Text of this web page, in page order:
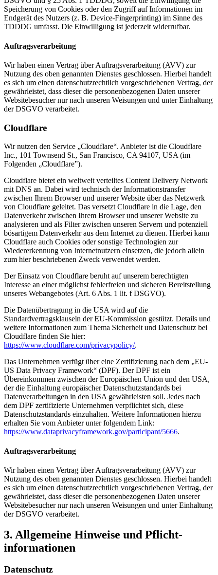
Speicherung von Cookies oder den Zugriff auf Informationen im
Endgerät des Nutzers (z. B. Device-Fingerprinting) im Sinne des
TDDDG umfasst. Die Einwilligung ist jederzeit widerrufbar.
Auftragsverarbeitung
Wir haben einen Vertrag über Auftragsverarbeitung (AVV) zur
Nutzung des oben genannten Dienstes geschlossen. Hierbei handelt
es sich um einen datenschutzrechtlich vorgeschriebenen Vertrag, der
gewährleistet, dass dieser die personenbezogenen Daten unserer
Websitebesucher nur nach unseren Weisungen und unter Einhaltung
der DSGVO verarbeitet.
Cloudflare
Wir nutzen den Service „Cloudflare“. Anbieter ist die Cloudflare
Inc., 101 Townsend St., San Francisco, CA 94107, USA (im
Folgenden „Cloudflare”).
Cloudflare bietet ein weltweit verteiltes Content Delivery Network
mit DNS an. Dabei wird technisch der Informationstransfer
zwischen Ihrem Browser und unserer Website über das Netzwerk
von Cloudflare geleitet. Das versetzt Cloudflare in die Lage, den
Datenverkehr zwischen Ihrem Browser und unserer Website zu
analysieren und als Filter zwischen unseren Servern und potenziell
bösartigem Datenverkehr aus dem Internet zu dienen. Hierbei kann
Cloudflare auch Cookies oder sonstige Technologien zur
Wiedererkennung von Internetnutzern einsetzen, die jedoch allein
zum hier beschriebenen Zweck verwendet werden.
Der Einsatz von Cloudflare beruht auf unserem berechtigten
Interesse an einer möglichst fehlerfreien und sicheren Bereitstellung
unseres Webangebotes (Art. 6 Abs. 1 lit. f DSGVO).
Die Datenübertragung in die USA wird auf die
Standardvertragsklauseln der EU-Kommission gestützt. Details und
weitere Informationen zum Thema Sicherheit und Datenschutz bei
Cloudflare finden Sie hier:
https://www.cloudflare.com/privacypolicy/.
Das Unternehmen verfügt über eine Zertifizierung nach dem „EU-
US Data Privacy Framework“ (DPF). Der DPF ist ein
Übereinkommen zwischen der Europäischen Union und den USA,
der die Einhaltung europäischer Datenschutzstandards bei
Datenverarbeitungen in den USA gewährleisten soll. Jedes nach
dem DPF zertifizierte Unternehmen verpflichtet sich, diese
Datenschutzstandards einzuhalten. Weitere Informationen hierzu
erhalten Sie vom Anbieter unter folgendem Link:
https://www.dataprivacyframework.gov/participant/5666.
Auftragsverarbeitung
Wir haben einen Vertrag über Auftragsverarbeitung (AVV) zur
Nutzung des oben genannten Dienstes geschlossen. Hierbei handelt
es sich um einen datenschutzrechtlich vorgeschriebenen Vertrag, der
gewährleistet, dass dieser die personenbezogenen Daten unserer
Websitebesucher nur nach unseren Weisungen und unter Einhaltung
der DSGVO verarbeitet.
3. Allgemeine Hinweise und Pflicht­
informationen
Datenschutz